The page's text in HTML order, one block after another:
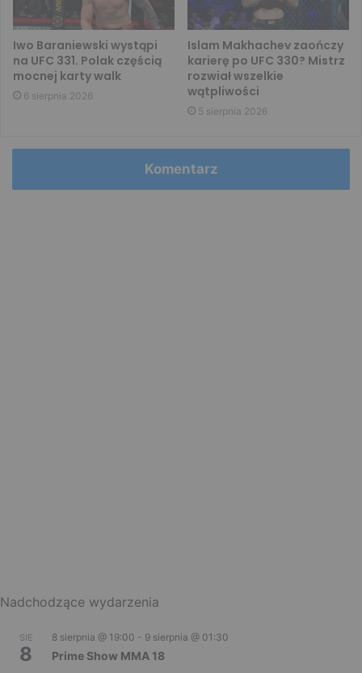
Iwo Baraniewski wystąpi
na UFC 331. Polak częścią
mocnej karty walk
6 sierpnia 2026
Islam Makhachev zaończy
karierę po UFC 330? Mistrz
rozwiał wszelkie
wątpliwości
5 sierpnia 2026
Komentarz
Nadchodzące wydarzenia
SIE
8
8 sierpnia @ 19:00 - 9 sierpnia @ 01:30
Prime Show MMA 18